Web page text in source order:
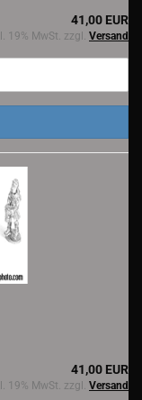
41,00 EUR
19% MwSt. zzgl. Versand
41,00 EUR
19% MwSt. zzgl. Versand